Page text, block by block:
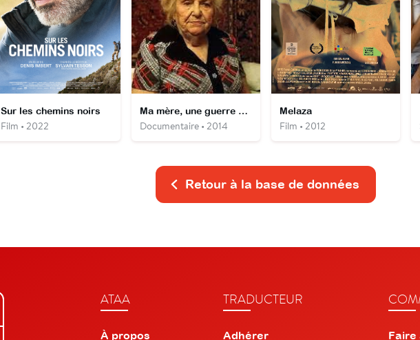
Sur les chemins noirs
Film • 2022
Ma mère, une guerre et moi
Documentaire • 2014
Melaza
Film • 2012
Retour à la base de données
ATAA
À propos
TRADUCTEUR
Adhérer